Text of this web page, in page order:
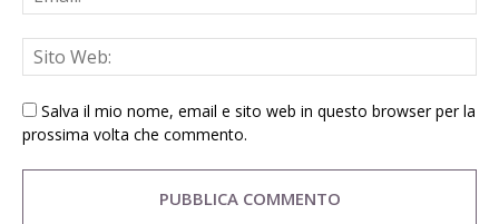
Salva il mio nome, email e sito web in questo browser per la
prossima volta che commento.